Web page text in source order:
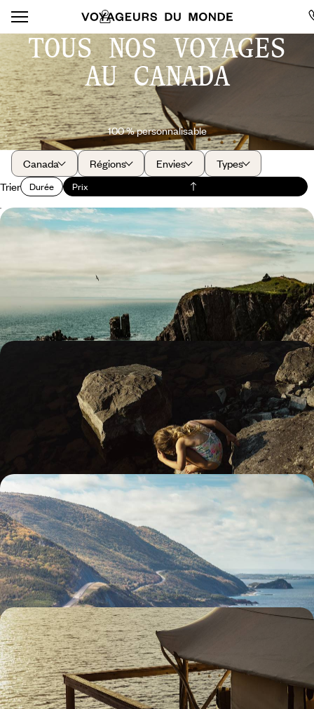
TOUS NOS VOYAGES
AU CANADA
100 % personnalisable
Canada Régions Envies
Types
Trier
Durée Prix
Grand air, fjords et icebergs - Aux confins du
Canada, Terre-Neuve
Un road-trip grisant qui multiplie les balades vivifiantes et les paysages
magnétiques, l'Atlantique pour horizon
11 jours, de 3100 à 5100 $ CA
Baleines à bosse et ours noirs - Cet été, l’île de
Vancouver en famille
De l’île de Vancouver à la Sunshine Coast, embarquer en famille pour
un road-trip estival entre forêts, plages blondes et bribes de Pacifique
13 jours, de 4200 à 5500 $ CA
Sur les routes de Nouvelle-Écosse - De Halifax à
l’île du Cap Breton
Une province maritime élégante à l'art de vivre décontracté et
hédoniste – homard, cidreries, microbrasseries...
12 jours, de 4300 à 5600 $ CA
Toronto, Niagara, lac Ontario - Road-trip sauvage
et refuges au bord de l'eau
Sillonner l’Ontario, après Toronto et les chutes du Niagara, la nature
pour seul horizon
12 jours, de 4400 à 6200 $ CA